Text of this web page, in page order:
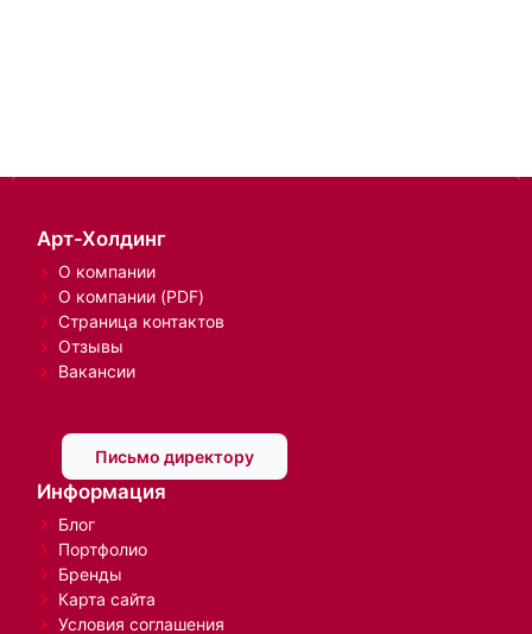
Арт-Холдинг
О компании
О компании (PDF)
Страница контактов
Отзывы
Вакансии
Письмо директору
Информация
Блог
Портфолио
Бренды
Карта сайта
Условия соглашения